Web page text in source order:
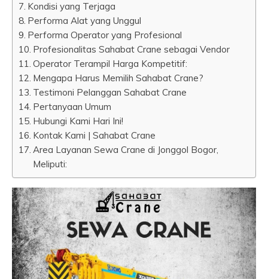
Kondisi yang Terjaga
Performa Alat yang Unggul
Performa Operator yang Profesional
Profesionalitas Sahabat Crane sebagai Vendor
Operator Terampil Harga Kompetitif:
Mengapa Harus Memilih Sahabat Crane?
Testimoni Pelanggan Sahabat Crane
Pertanyaan Umum
Hubungi Kami Hari Ini!
Kontak Kami | Sahabat Crane
Area Layanan Sewa Crane di Jonggol Bogor,
Meliputi: